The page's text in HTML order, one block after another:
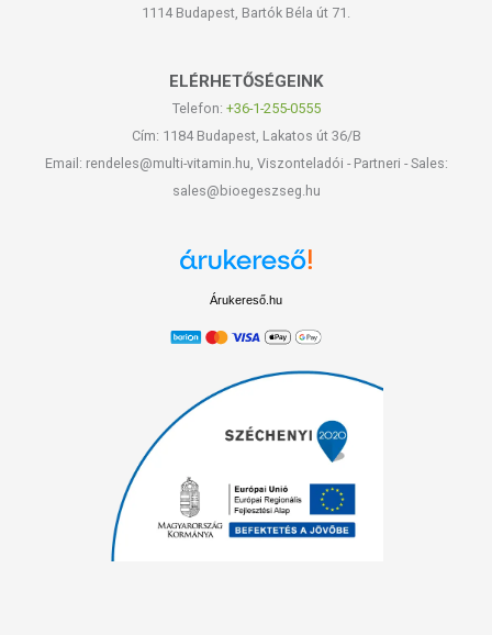
1114 Budapest, Bartók Béla út 71.
ELÉRHETŐSÉGEINK
Telefon: +36-1-255-0555
Cím: 1184 Budapest, Lakatos út 36/B
Email: rendeles@multi-vitamin.hu, Viszonteladói - Partneri - Sales:
sales@bioegeszseg.hu
Árukereső.hu